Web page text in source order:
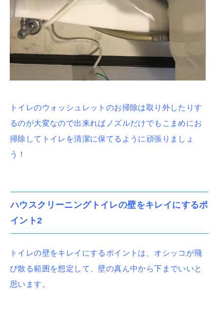
トイレのウォッシュレットのお掃除は取り外したりす
るのが大変なので出来ればノズルだけでもこまめにお
掃除してトイレを清潔に保てるように頑張りましょ
う！
ハウスクリーニングトイレの壁をキレイにするポ
イント2
トイレの壁をキレイにするポイントは、オシッコが飛
び散る範囲を想定して、壁の真ん中から下までいいと
思います。